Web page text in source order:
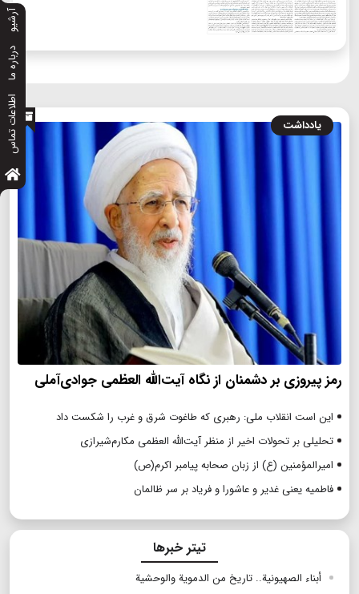
آرشیو
درباره ما
اطلاعات تماس یادداشت
رمز پیروزی بر دشمنان از نگاه آیت‌الله العظمی جوادی‌آملی
این است انقلاب ملی: رهبری که طاغوت شرق و غرب را شکست داد
تحلیلی بر تحولات اخیر از منظر آیت‌الله العظمی مکارم‌شیرازی
امیرالمؤمنین (ع) از زبان صحابه پیامبر اکرم(ص)
فاطمیه یعنی غدیر و عاشورا و فریاد بر سر ظالمان
تیتر خبرها
أبناء الصهيونية.. تاريخ من الدموية والوحشية